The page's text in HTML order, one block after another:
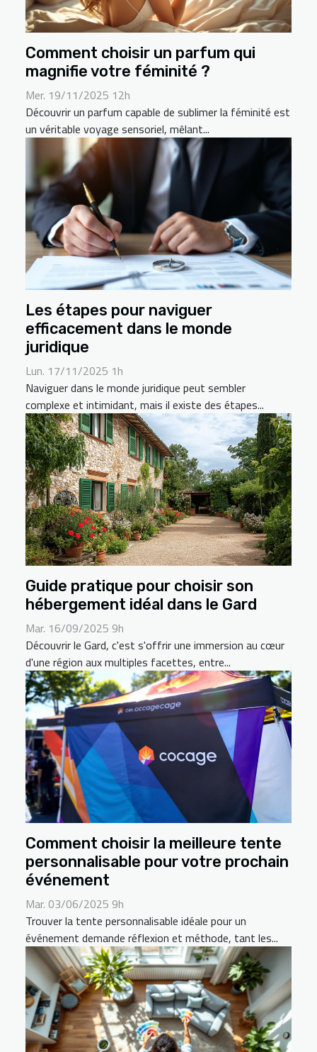
Comment choisir un parfum qui
magnifie votre féminité ?
Mer. 19/11/2025 12h
Découvrir un parfum capable de sublimer la féminité est
un véritable voyage sensoriel, mêlant...
Les étapes pour naviguer
efficacement dans le monde
juridique
Lun. 17/11/2025 1h
Naviguer dans le monde juridique peut sembler
complexe et intimidant, mais il existe des étapes...
Guide pratique pour choisir son
hébergement idéal dans le Gard
Mar. 16/09/2025 9h
Découvrir le Gard, c'est s'offrir une immersion au cœur
d'une région aux multiples facettes, entre...
Comment choisir la meilleure tente
personnalisable pour votre prochain
événement
Mar. 03/06/2025 9h
Trouver la tente personnalisable idéale pour un
événement demande réflexion et méthode, tant les...